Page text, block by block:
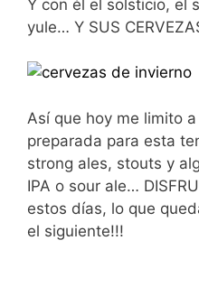
Y con él el solsticio, el
yule… Y SUS
Así que hoy me limito
preparada para esta
strong ales, stouts y
IPA o sour ale…
estos días, lo que
el siguiente!!!